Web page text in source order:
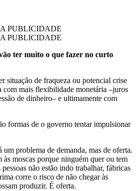
PUBLICIDADE
PUBLICIDADE
ter muito o que fazer no curto
situação de fraqueza ou potencial crise
com mais flexibilidade monetária –juros
de dinheiro– e ultimamente com
formas de o governo tentar impulsionar
um problema de demanda, mas de oferta.
às moscas porque ninguém quer ou tem
não estão indo trabalhar, fábricas
corre o risco de não chegar às
produzir. É oferta.